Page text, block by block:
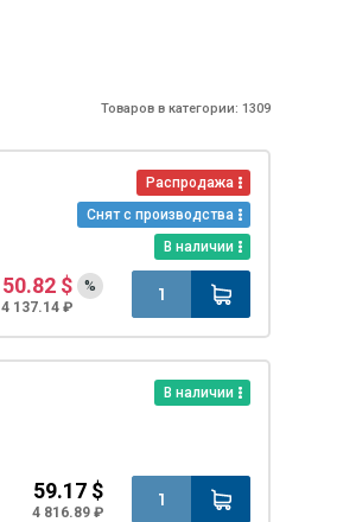
Товаров в категории: 1309
Распродажа
Снят с производства
В наличии
50.82 $
4 137.14 ₽
%
В наличии
59.17 $
4 816.89 ₽